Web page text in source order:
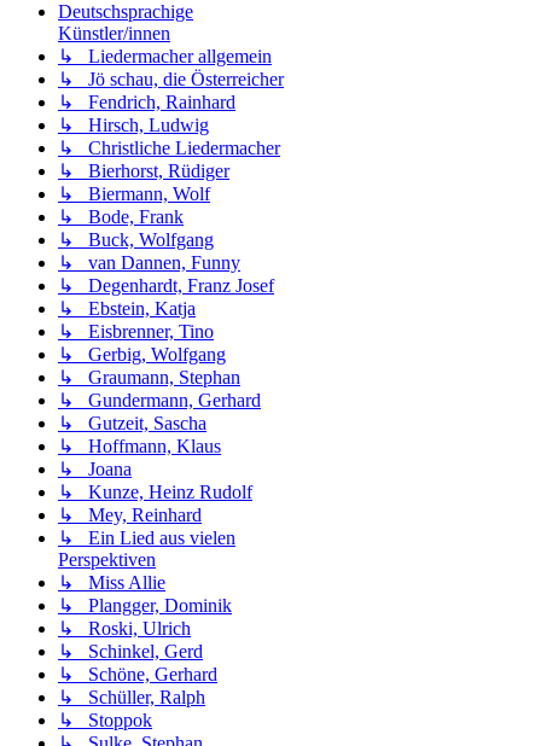
Deutschsprachige
Künstler/innen
↳ Liedermacher allgemein
↳ Jö schau, die Österreicher
↳ Fendrich, Rainhard
↳ Hirsch, Ludwig
↳ Christliche Liedermacher
↳ Bierhorst, Rüdiger
↳ Biermann, Wolf
↳ Bode, Frank
↳ Buck, Wolfgang
↳ van Dannen, Funny
↳ Degenhardt, Franz Josef
↳ Ebstein, Katja
↳ Eisbrenner, Tino
↳ Gerbig, Wolfgang
↳ Graumann, Stephan
↳ Gundermann, Gerhard
↳ Gutzeit, Sascha
↳ Hoffmann, Klaus
↳ Joana
↳ Kunze, Heinz Rudolf
↳ Mey, Reinhard
↳ Ein Lied aus vielen
Perspektiven
↳ Miss Allie
↳ Plangger, Dominik
↳ Roski, Ulrich
↳ Schinkel, Gerd
↳ Schöne, Gerhard
↳ Schüller, Ralph
↳ Stoppok